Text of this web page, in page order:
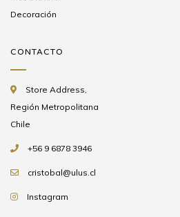
Decoración
CONTACTO
Store Address,
Región Metropolitana
Chile
+56 9 6878 3946
cristobal@ulus.cl
Instagram